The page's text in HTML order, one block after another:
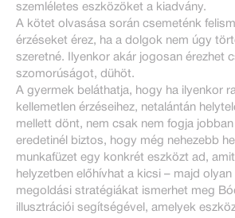
szemléletes eszközöket a kiadvány.
A kötet olvasása során csemeténk
érzéseket érez, ha a dolgok nem úgy
szeretné. Ilyenkor akár jogosan érezhet
szomorúságot, dühöt.
A gyermek beláthatja, hogy ha ilyenkor
kellemetlen érzéseihez, netalántán
mellett dönt, nem csak nem fogja
eredetinél biztos, hogy még nehezebb
munkafüzet egy konkrét eszközt ad,
helyzetben előhívhat a kicsi – majd
megoldási stratégiákat ismerhet meg
illusztrációi segítségével, amelyek